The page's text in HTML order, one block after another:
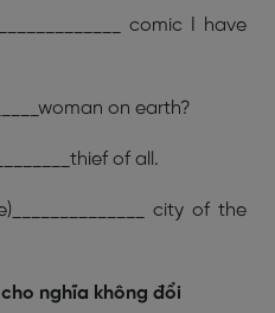
comic I have
on earth?
of all.
city of the
nghĩa không đổi